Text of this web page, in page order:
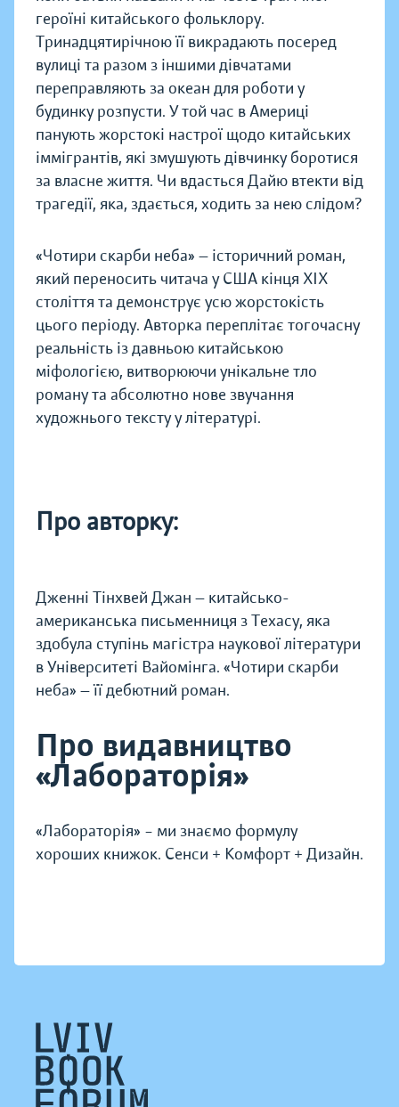
героїні китайського фольклору.
Тринадцятирічною її викрадають посеред
вулиці та разом з іншими дівчатами
переправляють за океан для роботи у
будинку розпусти. У той час в Америці
панують жорстокі настрої щодо китайських
іммігрантів, які змушують дівчинку боротися
за власне життя. Чи вдасться Дайю втекти від
трагедії, яка, здається, ходить за нею слідом?
«Чотири скарби неба» — історичний роман,
який переносить читача у США кінця ХІХ
століття та демонструє усю жорстокість
цього періоду. Авторка переплітає тогочасну
реальність із давньою китайською
міфологією, витворюючи унікальне тло
роману та абсолютно нове звучання
художнього тексту у літературі.
Про авторку:
Дженні Тінхвей Джан — китайсько-
американська письменниця з Техасу, яка
здобула ступінь магістра наукової літератури
в Університеті Вайомінга. «Чотири скарби
неба» — її дебютний роман.
Про видавництво
«Лабораторія»
«Лабораторія» – ми знаємо формулу
хороших книжок. Сенси + Комфорт + Дизайн.